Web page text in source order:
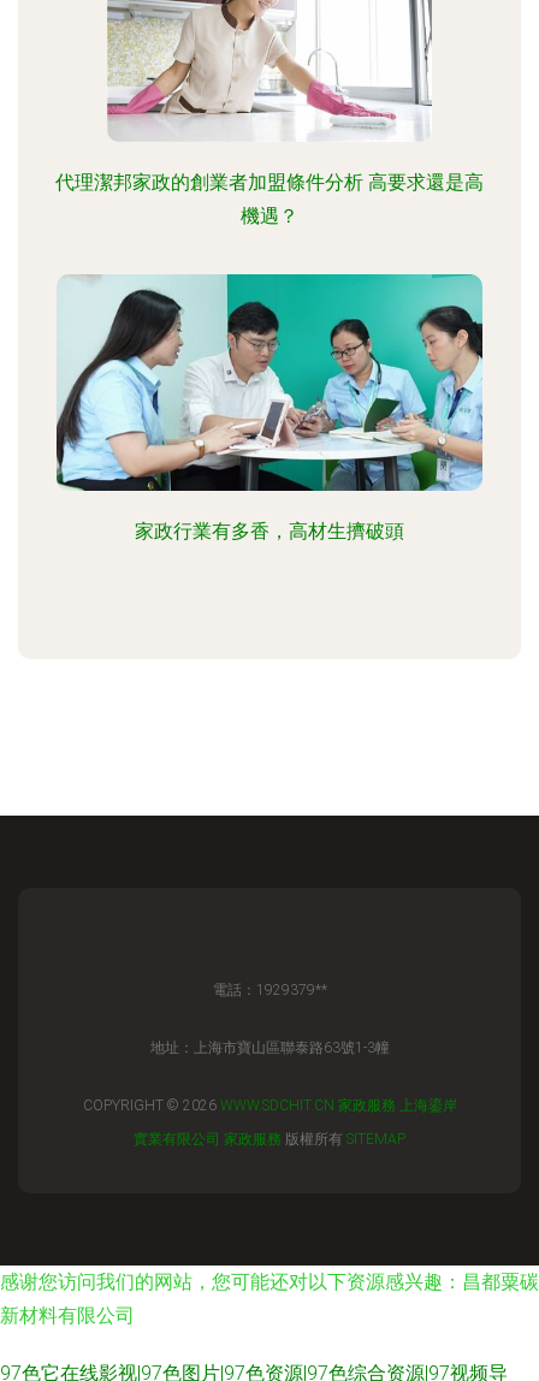
代理潔邦家政的創業者加盟條件分析 高要求還是高
機遇？
家政行業有多香，高材生擠破頭
電話：1929379**
地址：上海市寶山區聯泰路63號1-3幢
COPYRIGHT © 2026 WWW.SDCHIT.CN 家政服務
上海鎏岸
實業有限公司 家政服務 版權所有 SITEMAP
感谢您访问我们的网站，您可能还对以下资源感兴趣：昌都粟碳
新材料有限公司
97色它在线影视|97色图片|97色资源|97色综合资源|97视频导